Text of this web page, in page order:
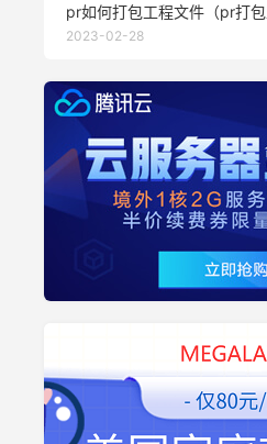
pr如何打包工程文件（pr打包
2023-02-28